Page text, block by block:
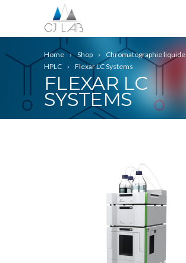
Home Shop
Chromatographie liquide
HPLC
Flexar LC Systems
FLEXAR LC
SYSTEMS